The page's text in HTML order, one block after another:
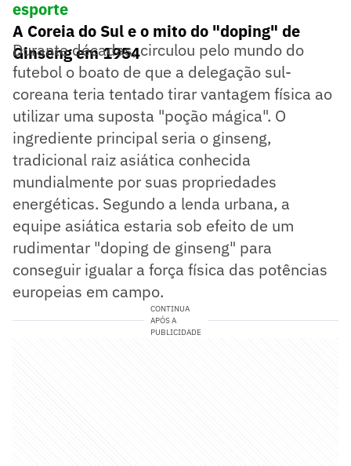
esporte
A Coreia do Sul e o mito do "doping" de
Ginseng em 1954
Durante décadas, circulou pelo mundo do
futebol o boato de que a delegação sul-
coreana teria tentado tirar vantagem física ao
utilizar uma suposta "poção mágica". O
ingrediente principal seria o ginseng,
tradicional raiz asiática conhecida
mundialmente por suas propriedades
energéticas. Segundo a lenda urbana, a
equipe asiática estaria sob efeito de um
rudimentar "doping de ginseng" para
conseguir igualar a força física das potências
europeias em campo.
CONTINUA
APÓS A
PUBLICIDADE